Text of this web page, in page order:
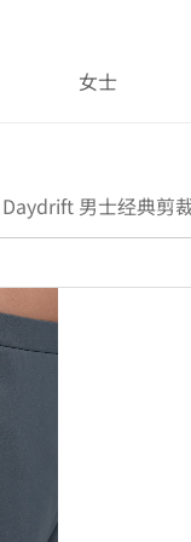
女士
Daydrift 男士经典剪